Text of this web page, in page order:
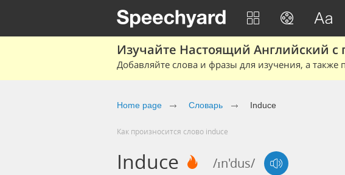
Изучайте Настоящий Английский
Добавляйте слова и фразы для изучения, а также
Home page Словарь Induce
Как произносится слово induce
Induce /ɪn'dus/